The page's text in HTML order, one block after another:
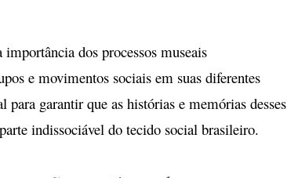
dos processos museais
e movimentos sociais em suas diferentes
garantir que as histórias e memórias desses
indissociável do tecido social brasileiro.